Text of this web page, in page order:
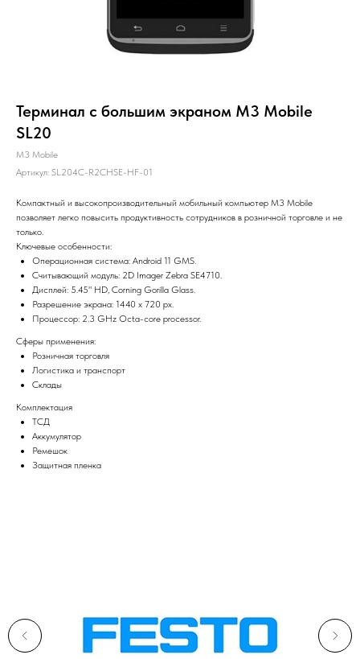
Терминал с большим экраном M3 Mobile
SL20
M3 Mobile
Артикул: SL204C-R2CHSE-HF-01
Компактный и высокопроизводительный мобильный компьютер M3 Mobile
позволяет легко повысить продуктивность сотрудников в розничной торговле и не
только.
Ключевые особенности:
Операционная система: Android 11 GMS.
Считывающий модуль: 2D Imager Zebra SE4710.
Дисплей: 5.45" HD, Corning Gorilla Glass.
Разрешение экрана: 1440 x 720 px.
Процессор: 2.3 GHz Octa-core processor.
Сферы применения:
Розничная торговля
Логистика и транспорт
Склады
Комплектация
ТСД
Аккумулятор
Ремешок
Защитная пленка